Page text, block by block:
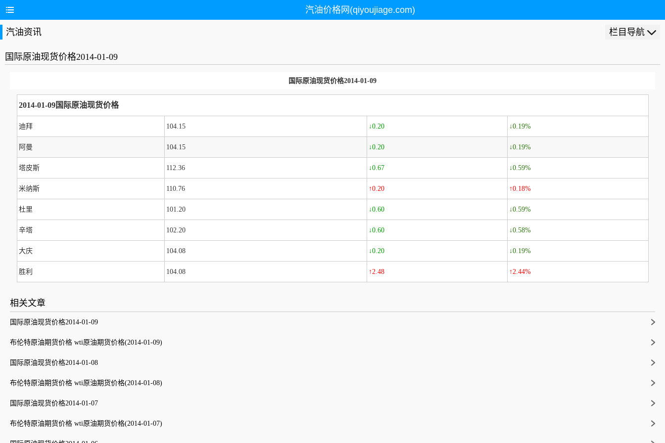
汽油价格网(qiyoujiage.com)
汽油资讯 栏目导航
国际原油现货价格2014-01-09
国际原油现货价格2014-01-09
2014-01-09国际原油现货价格
迪拜 104.15 ↓0.20 ↓0.19%
阿曼 104.15 ↓0.20 ↓0.19%
塔皮斯 112.36 ↓0.67 ↓0.59%
米纳斯 110.76 ↑0.20 ↑0.18%
杜里 101.20 ↓0.60 ↓0.59%
辛塔 102.20 ↓0.60 ↓0.58%
大庆 104.08 ↓0.20 ↓0.19%
胜利 104.08 ↑2.48 ↑2.44%
相关文章
国际原油现货价格2014-01-09
布伦特原油期货价格 wti原油期货价格(2014-01-09)
国际原油现货价格2014-01-08
布伦特原油期货价格 wti原油期货价格(2014-01-08)
国际原油现货价格2014-01-07
布伦特原油期货价格 wti原油期货价格(2014-01-07)